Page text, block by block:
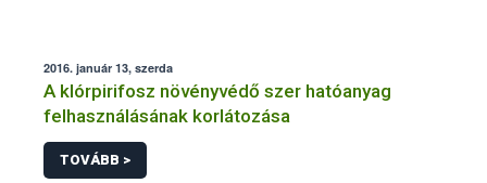
2016. január 13, szerda
A klórpirifosz növényvédő szer hatóanyag
felhasználásának korlátozása
TOVÁBB >